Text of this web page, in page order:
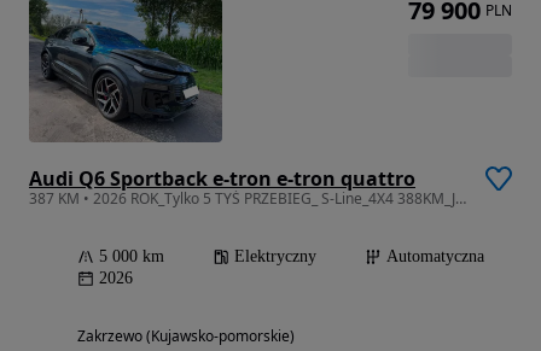
Audi Q6 Sportback e-tron e-tron quattro
387 KM • 2026 ROK_Tylko 5 TYŚ PRZEBIEG_ S-Line_4X4 388KM_Jak nowe_ELEKTRYCZNY
5 000 km Elektryczny
Automatyczna
2026
Zakrzewo (Kujawsko-pomorskie)
79 900 PLN